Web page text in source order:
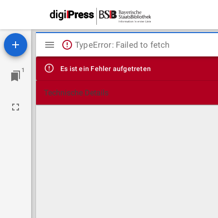
1
Mirador
Viewer
TypeError: Failed to fetch
Es ist ein Fehler aufgetreten
Technische Details